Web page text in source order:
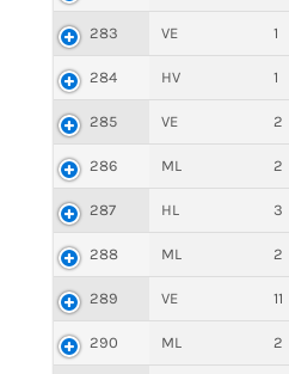
283 VE 1
284 HV 1
285 VE 2
286 ML 2
287 HL 3
288 ML 2
289 VE 11
290 ML 2